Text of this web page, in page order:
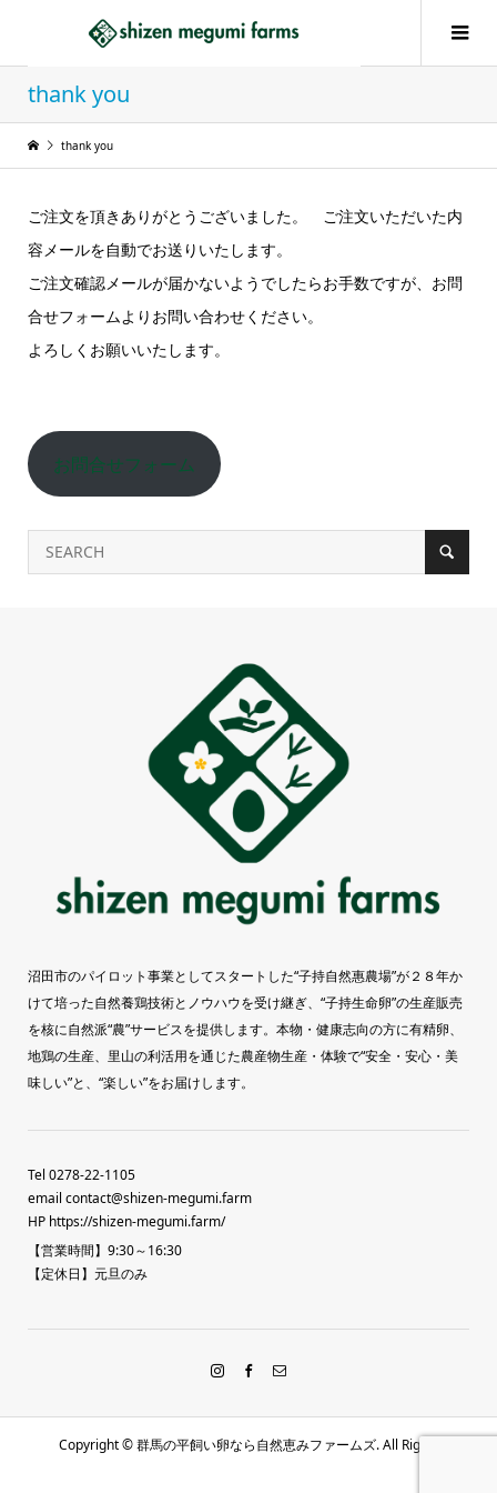
thank you
thank you
ご注文を頂きありがとうございました。 ご注文いただいた内
容メールを自動でお送りいたします。
ご注文確認メールが届かないようでしたらお手数ですが、お問
合せフォームよりお問い合わせください。
よろしくお願いいたします。
お問合せフォーム
沼田市のパイロット事業としてスタートした“子持自然惠農場”が２８年か
けて培った自然養鶏技術とノウハウを受け継ぎ、“子持生命卵”の生産販売
を核に自然派“農”サービスを提供します。本物・健康志向の方に有精卵、
地鶏の生産、里山の利活用を通じた農産物生産・体験で“安全・安心・美
味しい”と、“楽しい”をお届けします。
Tel 0278-22-1105
email contact@shizen-megumi.farm
HP https://shizen-megumi.farm/
【営業時間】9:30～16:30
【定休日】元旦のみ
Copyright ©群馬の平飼い卵なら自然恵みファームズ. All Rights